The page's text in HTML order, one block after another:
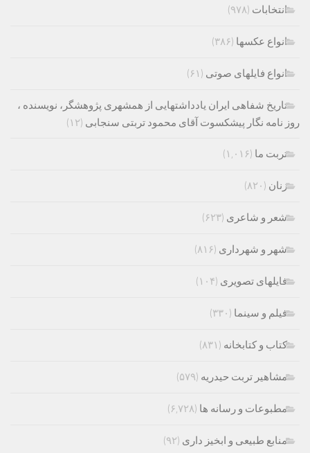
انتخابات (۹۷۸)
انواع عکسها (۳۸۶)
انواع فایلهای صوتی (۶۱)
تاریخ شفاهی ایران یادداشتهایی از همشهری پژوهشگر، نویسنده ،
روز نامه نگار پیشکسوت آقای محمود تربتی سنجابی (۱۲)
تربت ما (۱,۰۱۶)
زنان (۸۲۰)
شعر و شاعری (۶۲۳)
شهر و شهرداری (۸۱۶)
فایلهای تصویری (۱۰۴)
فیلم و سینما (۳۳۰)
کتاب و کتابخانه (۸۳۱)
مشاهیر تربت حیدریه (۵۷۹)
مطبوعات و رسانه ها (۶,۷۲۸)
منابع طبیعی و ابخیز داری (۹۲)